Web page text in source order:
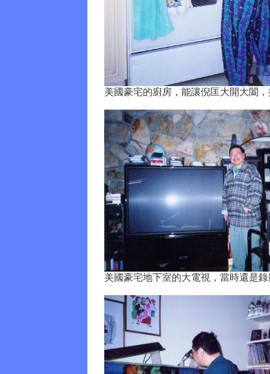
美國豪宅的廚房，能讓倪匡大開大闔
美國豪宅地下室的大電視，當時還是